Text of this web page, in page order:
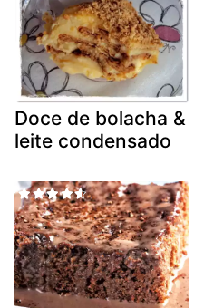
Doce de bolacha &
leite condensado